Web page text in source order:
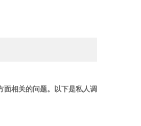
相关的问题。以下是私人调